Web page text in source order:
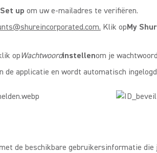
Set up om uw e-mailadres te verifiëren.
Klik opMy
opWachtwoordinstellenom je
applicatie en wordt automatisch
de beschikbare gebruikersinformatie